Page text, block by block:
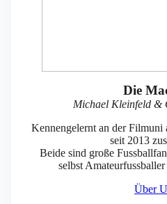
Die
Michael Kleinfeld &
Kennengelernt an der
seit 2013
Beide sind große
selbst
Über